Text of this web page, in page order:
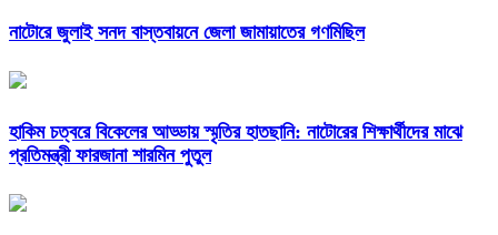
নাটোরে জুলাই সনদ বাস্তবায়নে জেলা জামায়াতের গণমিছিল
হাকিম চত্বরে বিকেলের আড্ডায় স্মৃতির হাতছানি: নাটোরের শিক্ষার্থীদের মাঝে
প্রতিমন্ত্রী ফারজানা শারমিন পুতুল